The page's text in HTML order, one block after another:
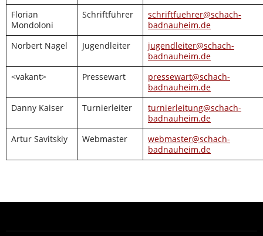
Florian
Mondoloni
Schriftführer
schriftfuehrer@schach-
badnauheim.de
Norbert Nagel
Jugendleiter
jugendleiter@schach-
badnauheim.de
<vakant>
Pressewart
pressewart@schach-
badnauheim.de
Danny Kaiser
Turnierleiter
turnierleitung@schach-
badnauheim.de
Artur Savitskiy
Webmaster
webmaster@schach-
badnauheim.de